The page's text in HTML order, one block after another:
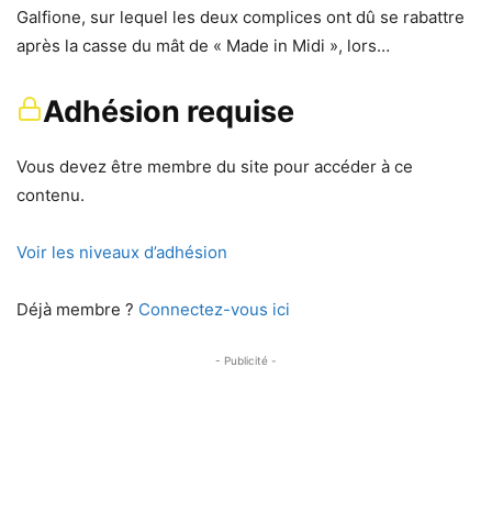
Galfione, sur lequel les deux complices ont dû se rabattre
après la casse du mât de « Made in Midi », lors…
Adhésion requise
Vous devez être membre du site pour accéder à ce
contenu.
Voir les niveaux d’adhésion
Déjà membre ? Connectez-vous ici
- Publicité -